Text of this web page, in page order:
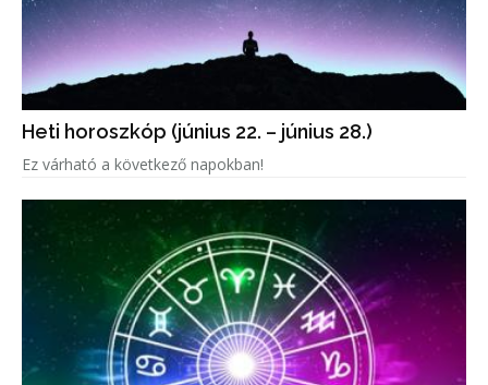
Heti horoszkóp (június 22. – június 28.)
Ez várható a következő napokban!